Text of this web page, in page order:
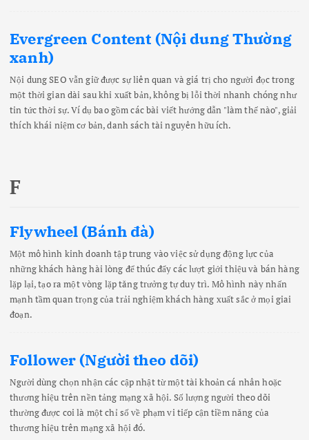
Evergreen Content (Nội dung Thường
xanh)
Nội dung SEO vẫn giữ được sự liên quan và giá trị cho người đọc trong
một thời gian dài sau khi xuất bản, không bị lỗi thời nhanh chóng như
tin tức thời sự. Ví dụ bao gồm các bài viết hướng dẫn "làm thế nào", giải
thích khái niệm cơ bản, danh sách tài nguyên hữu ích.
F
Flywheel (Bánh đà)
Một mô hình kinh doanh tập trung vào việc sử dụng động lực của
những khách hàng hài lòng để thúc đẩy các lượt giới thiệu và bán hàng
lặp lại, tạo ra một vòng lặp tăng trưởng tự duy trì. Mô hình này nhấn
mạnh tầm quan trọng của trải nghiệm khách hàng xuất sắc ở mọi giai
đoạn.
Follower (Người theo dõi)
Người dùng chọn nhận các cập nhật từ một tài khoản cá nhân hoặc
thương hiệu trên nền tảng mạng xã hội. Số lượng người theo dõi
thường được coi là một chỉ số về phạm vi tiếp cận tiềm năng của
thương hiệu trên mạng xã hội đó.